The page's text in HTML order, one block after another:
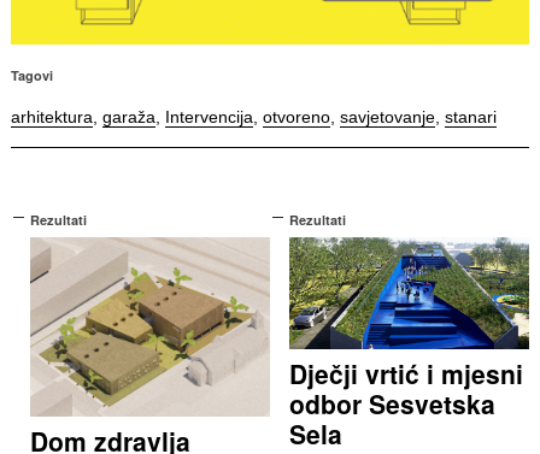
Tagovi
arhitektura garaža Intervencija otvoreno, savjetovanje, stanari
Rezultati
Dom zdravlja
Rezultati
Dječji vrtić i mjesni
odbor Sesvetska
Sela